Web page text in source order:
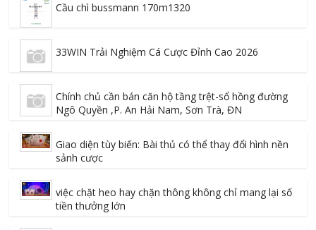
Cầu chì bussmann 170m1320
33WIN Trải Nghiệm Cá Cược Đỉnh Cao 2026
Chính chủ cần bán căn hộ tầng trệt-sổ hồng đường
Ngô Quyền ,P. An Hải Nam, Sơn Trà, ĐN
Giao diện tùy biến: Bài thủ có thể thay đổi hình nền
sảnh cược
việc chặt heo hay chặn thông không chỉ mang lại số
tiền thưởng lớn